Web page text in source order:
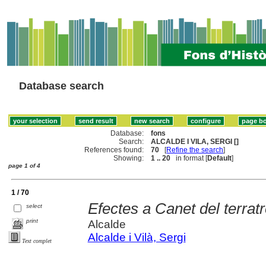
Database search
Database:
fons
Search:
ALCALDE I VILA, SERGI []
References found:
70 [Refine the search]
Showing:
1 .. 20 in format [Default]
page 1 of 4
1 / 70
select
print
Text complet
Efectes a Canet del
Alcalde
Alcalde i Vilà, Sergi